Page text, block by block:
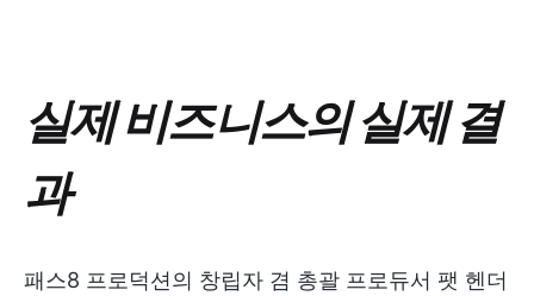
실제 비즈니스의 실제 결
과
패스8 프로덕션의 창립자 겸 총괄 프로듀서 팻 헨더